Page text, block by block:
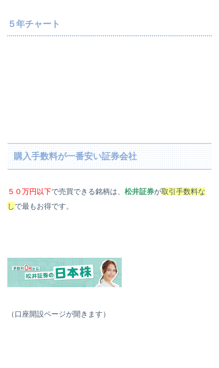
５年チャート
購入手数料が一番安い証券会社
５０万円以下で売買できる銘柄は、 松井証券が取引手数料な
しで最もお得です。
（口座開設ページが開きます）